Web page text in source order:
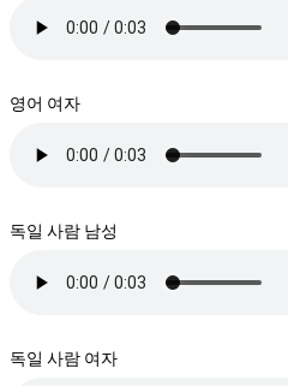
영어 여자
독일 사람 남성
독일 사람 여자